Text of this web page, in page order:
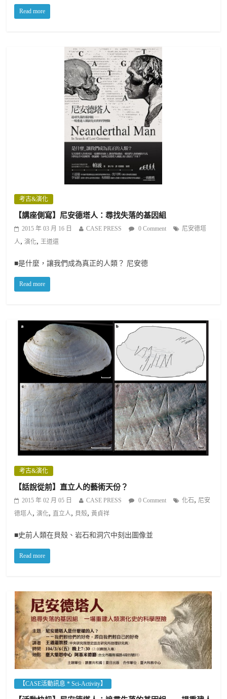
Read more
考古&演化
【講座側寫】尼安德塔人：尋找失落的基因組
2015 年 03 月 16 日 CASE PRESS 0 Comment
尼安德塔
人,演化, 王道還
■是什麼，讓我們成為真正的人類？ 尼安德
Read more
考古&演化
【話說從前】直立人的藝術天份？
2015 年 02 月 05 日 CASE PRESS 0 Comment 化石, 尼安
德塔人,演化, 直立人, 貝殼,黃貞祥
■史前人類在貝殼、岩石和洞穴中刻出圖像並
Read more
【CASE活動訊息 * Sci-Activity】